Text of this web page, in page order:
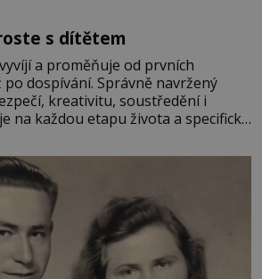
s dítětem
a proměňuje od prvních
dospívání. Správně navržený
kreativitu, soustředění i
na každou etapu života a specifické
proto by pokoj miminka měl působit
Předškolní věk je